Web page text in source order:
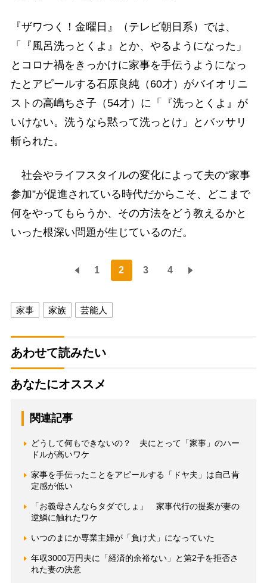
『ザワつく！金曜日』（テレビ朝日系）では、
「『風呂洗っとくよ』とか、やるようになった」
とコロナ禍をきっかけに家事を手伝うようになっ
たとアピールする石原良純（60才）がバイオリニ
ストの高嶋ちさ子（54才）に「『洗っとくよ』が
いけない。洗うなら黙って洗っとけ」とバッサリ
斬られた。
社会やライフスタイルの変化によって夫の“家事
参加”が促進されている時代だからこそ、どこまで
何をやってもらうか、その方法をどう教えるかと
いった根深い問題が生じているのだ。
1 2 3 4
家事 家族 芸能人
あわせて読みたい
あなたにオススメ
関連記事
どうして何もできないの？ 夫にとって「家事」のハー
ドルが高いワケ
家事を手伝ったことをアピールする「ドヤ夫」は自己肯
定感が低い
「お義母さんならタダでしょ」 家事代行の提案が妻の
逆鱗に触れたワケ
いつのまにか専業主婦が「負け犬」になっていた
年収3000万円夫に「経済的余裕ない」と第2子を拒否さ
れた妻の決意